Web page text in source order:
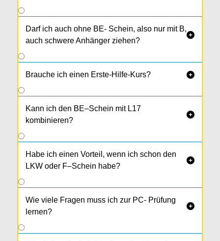
Darf ich auch ohne BE- Schein, also nur mit B,
auch schwere Anhänger ziehen?

Brauche ich einen Erste-Hilfe-Kurs? 
Kann ich den BE–Schein mit L17
kombinieren?

Habe ich einen Vorteil, wenn ich schon den
LKW oder F–Schein habe?

Wie viele Fragen muss ich zur PC- Prüfung
lernen?
